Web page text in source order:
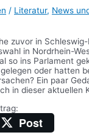
/ Literatur, News
zuvor in
in Nordrhein-
so ins Parlament
oder hatten
Ein paar
in dieser aktuellen
Post